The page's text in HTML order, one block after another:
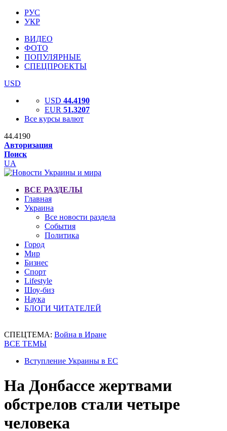
РУС
УКР
ВИДЕО
ФОТО
ПОПУЛЯРНЫЕ
СПЕЦПРОЕКТЫ
USD
USD 44.4190
EUR 51.3207
Все курсы валют
44.4190
Авторизация
Поиск
UA
ВСЕ РАЗДЕЛЫ
Главная
Украина
Все новости раздела
События
Политика
Город
Мир
Бизнес
Спорт
Lifestyle
Шоу-биз
Наука
БЛОГИ ЧИТАТЕЛЕЙ
СПЕЦТЕМА: Война в Иране
ВСЕ ТЕМЫ
Вступление Украины в ЕС
На Донбассе жертвами
обстрелов стали четыре
человека